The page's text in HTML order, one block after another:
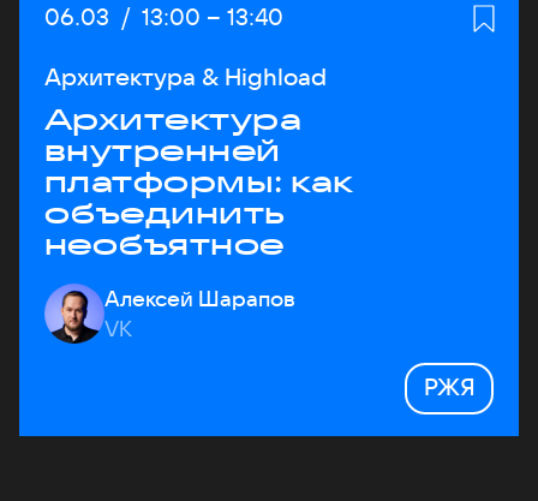
Дата:
06.03 / Начало:
13:00 – Конец:
13:40
Архитектура & Highload
Архитектура
внутренней
платформы: как
объединить
необъятное
Алексей Шарапов
VK
РЖЯ